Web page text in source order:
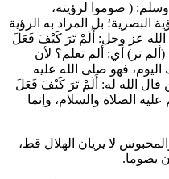
وسلم: ( صوموا لرؤيته،
البصرية؛ بل المراد به الرؤية
الله عز وجل: أَلَمْ تَرَ كَيْفَ فَعَلَ
(ألم تر) أي: ألم تعلم؟ لأن
فهو صلى الله عليه
الله له: أَلَمْ تَرَ كَيْفَ فَعَلَ
عليه الصلاة والسلام، وإنما
لا يريان الهلال قط،
يصوما.